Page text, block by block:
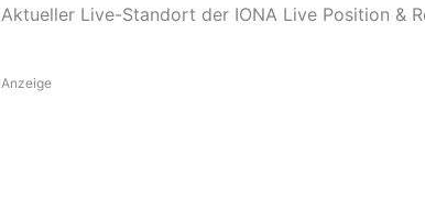
Aktueller Live-Standort der IONA Live Position &
Anzeige